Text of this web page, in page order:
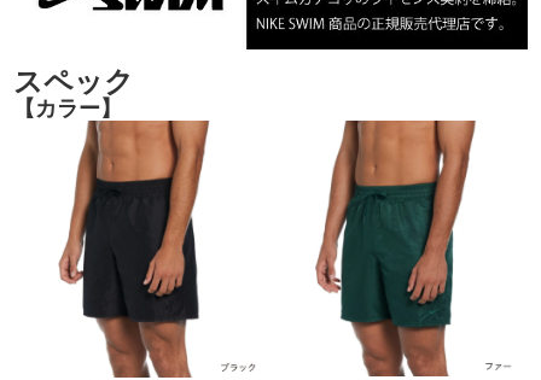
スペック
【カラー】